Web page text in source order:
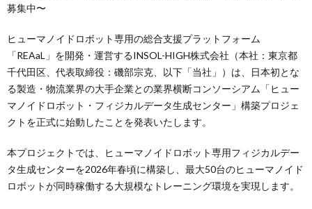
募集中〜
ヒューマノイドロボット専用の総合支援プラットフォーム
「REAaL」を開発・運営するINSOL-HIGH株式会社（本社：東京都
千代田区、代表取締役：磯部宗克、以下「当社」）は、日本初とな
る製造・物流業界の大手企業との業界横断コンソーシアム「ヒュー
マノイドロボット・フィジカルデータ生成センター」構築プロジェ
クトを正式に始動したことを発表いたします。
本プロジェクトでは、ヒューマノイドロボット専用フィジカルデー
タ生成センターを2026年春頃に構築し、最大50台のヒューマノイド
ロボットが同時稼働する大規模なトレーニング環境を実現します。